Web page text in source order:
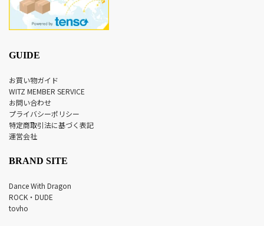
GUIDE
お買い物ガイド
WITZ MEMBER SERVICE
お問い合わせ
プライバシーポリシー
特定商取引法に基づく表記
運営会社
BRAND SITE
Dance With Dragon
ROCK・DUDE
tovho